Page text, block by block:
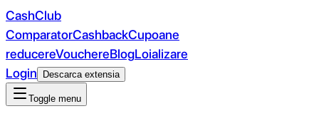
CashClub
ComparatorCashbackCupoane
reducereVouchereBlogLoializare
Login
Descarca extensia
Toggle menu